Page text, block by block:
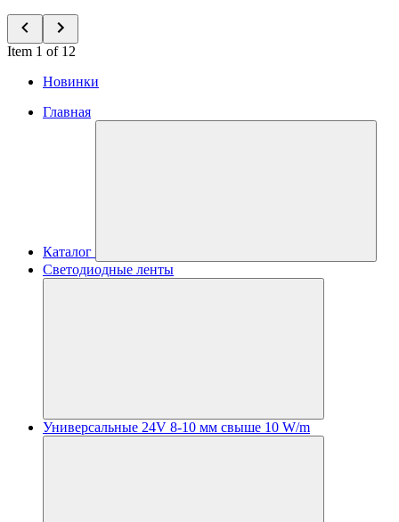
Item 1 of 12
Новинки
Главная
Каталог
Светодиодные ленты
Универсальные 24V 8-10 мм свыше 10 W/m